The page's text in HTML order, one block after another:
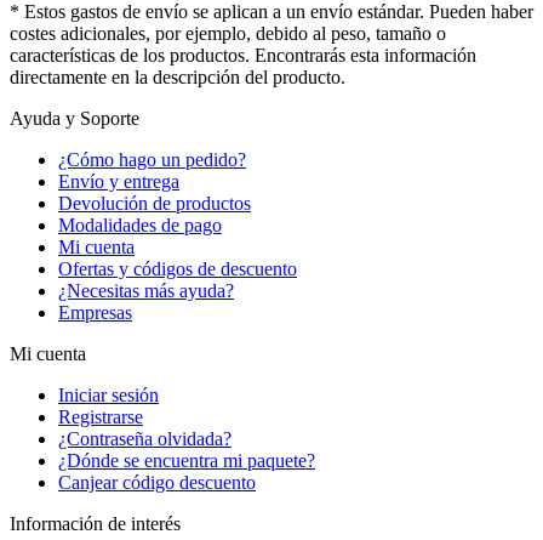
* Estos gastos de envío se aplican a un envío estándar. Pueden haber
costes adicionales, por ejemplo, debido al peso, tamaño o
características de los productos. Encontrarás esta información
directamente en la descripción del producto.
Ayuda y Soporte
¿Cómo hago un pedido?
Envío y entrega
Devolución de productos
Modalidades de pago
Mi cuenta
Ofertas y códigos de descuento
¿Necesitas más ayuda?
Empresas
Mi cuenta
Iniciar sesión
Registrarse
¿Contraseña olvidada?
¿Dónde se encuentra mi paquete?
Canjear código descuento
Información de interés